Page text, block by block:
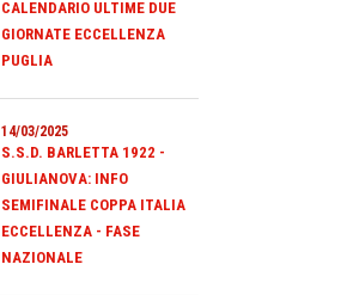
CALENDARIO ULTIME DUE
GIORNATE ECCELLENZA
PUGLIA
14/03/2025
S.S.D. BARLETTA 1922 -
GIULIANOVA: INFO
SEMIFINALE COPPA ITALIA
ECCELLENZA - FASE
NAZIONALE